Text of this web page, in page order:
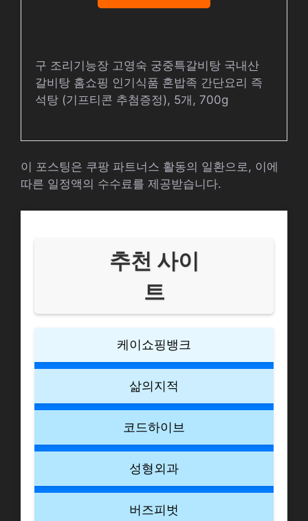
구 조리기능장 고영숙 궁중특갈비탕 국내산
갈비탕 홈쇼핑 인기식품 혼밥족 간단요리 즉
석탕 (기프티콘 추첨증정), 5개, 700g
이 포스팅은 쿠팡 파트너스 활동의 일환으로, 이에
따른 일정액의 수수료를 제공받습니다.
추천 사이
트
케이쇼핑뱅크
삶의지적
코드하이브
성형외과
버즈피벗